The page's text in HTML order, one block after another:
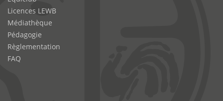
Licences LEWB
Médiathèque
Pédagogie
Règlementation
FAQ